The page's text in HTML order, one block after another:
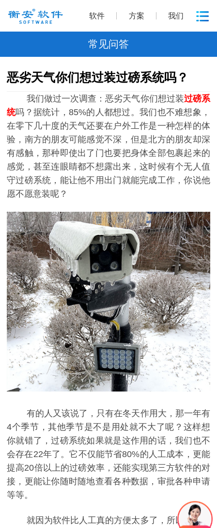
软件 方案 我们
常见问答
恶劣天气你们想过装过磅系统吗？
我们做过一次调查：恶劣天气你们想过装过磅系
统吗？据统计，85%的人都想过。我们也不难想象，
在零下几十度的天气还要在户外工作是一种怎样的体
验，南方的朋友可能感觉不深，但是北方的朋友却深
有感触，那种即使出了门也要把身体全部包裹起来的
感觉，甚至连眼睛都不想露出来，这时候有个无人值
守过磅系统，能让他不用出门就能完成工作，你说他
愿不愿意装呢？
有的人又该说了，只有在冬天作用大，那一年有
4个季节，其他季节是不是用处就不大了呢？这样想
你就错了，过磅系统如果就是这作用的话，我们也不
会存在22年了。它不仅能节省80%的人工成本，更能
提高20倍以上的过磅效率，还能实现第三方软件的对
接，更能让你随时随地查看各种数据，审批各种申请
等等。
就因为软件比人工真的方便太多了，所以他们才